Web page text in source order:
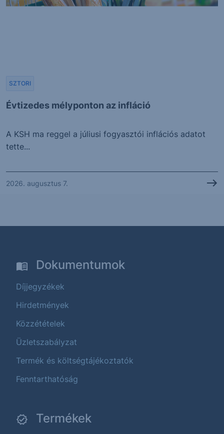
Évtizedes mélyponton az infláció
SZTORI
A KSH ma reggel a júliusi fogyasztói inflációs adatot
tette...
2026. augusztus 7.
Dokumentumok
Díjjegyzékek
Hirdetmények
Közzétételek
Üzletszabályzat
Termék és költségtájékoztatók
Fenntarthatóság
Termékek